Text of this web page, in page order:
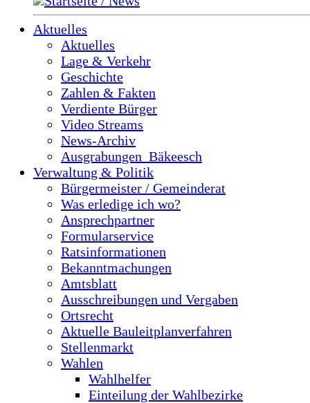
Aktuelles
Aktuelles
Lage & Verkehr
Geschichte
Zahlen & Fakten
Verdiente Bürger
Video Streams
News-Archiv
Ausgrabungen_Bäkeesch
Verwaltung & Politik
Bürgermeister / Gemeinderat
Was erledige ich wo?
Ansprechpartner
Formularservice
Ratsinformationen
Bekanntmachungen
Amtsblatt
Ausschreibungen und Vergaben
Ortsrecht
Aktuelle Bauleitplanverfahren
Stellenmarkt
Wahlen
Wahlhelfer
Einteilung der Wahlbezirke